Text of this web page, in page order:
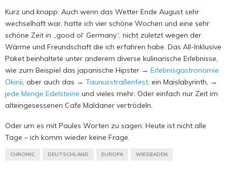
Kurz und knapp: Auch wenn das Wetter Ende August sehr
wechselhaft war, hatte ich vier schöne Wochen und eine sehr
schöne Zeit in „good ol‘ Germany“, nicht zuletzt wegen der
Wärme und Freundschaft die ich erfahren habe. Das All-Inklusive
Paket beinhaltete unter anderem diverse kulinarische Erlebnisse,
wie zum Beispiel das japanische Hipster → Erlebnisgastronomie
Okinii, aber auch das → Taunusstraßenfest, ein Maislabyrinth, →
jede Menge Edelsteine und vieles mehr. Oder einfach nur Zeit im
alteingesessenen Cafe Maldaner vertrödeln.
Oder um es mit Paules Worten zu sagen: Heute ist nicht alle
Tage – ich komm wieder keine Frage.
CHRONIC DEUTSCHLAND EUROPA WIESBADEN